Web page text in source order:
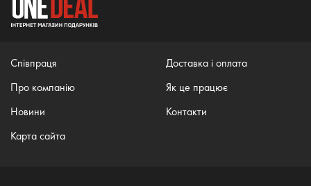
Співпраця
Про компанію
Новини
Карта сайта
Доставка і оплата
Як це працює
Контакти